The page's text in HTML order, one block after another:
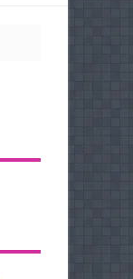
y adolescentes